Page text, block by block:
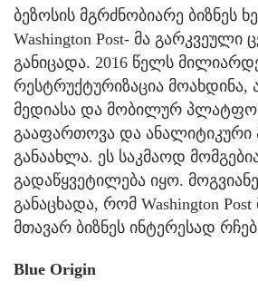
ბეზოსის მგრძნობიარე ბიზნეს
Washington Post- მა გარკვეული
განიცადა. 2016 წელს
რესტრუქტურიზაცია
მედიასა და მობილურ
გააფართოვა და ანალიტიკური
განაახლა. ეს საკმაოდ
გადაწყვეტილება იყო.
განაცხადა, რომ Washington
მთავარ ბიზნეს ინტერესად
Blue Origin